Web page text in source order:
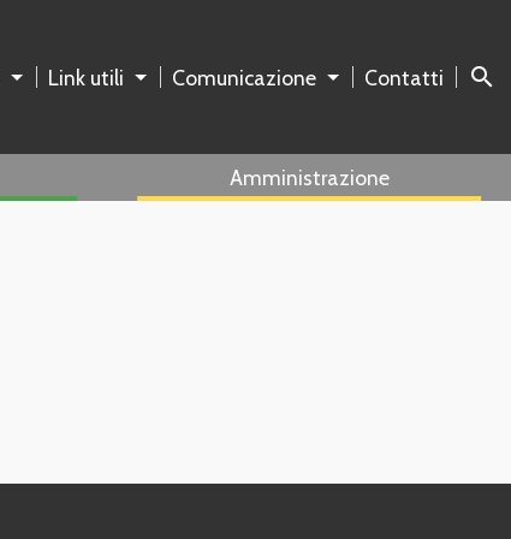
Link utili Comunicazione Contatti search
Amministrazione